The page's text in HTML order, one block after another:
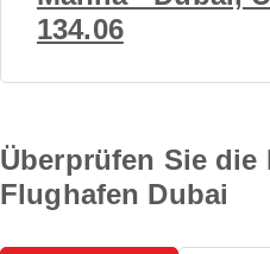
134.06
Überprüfen Sie
Flughafen Dubai